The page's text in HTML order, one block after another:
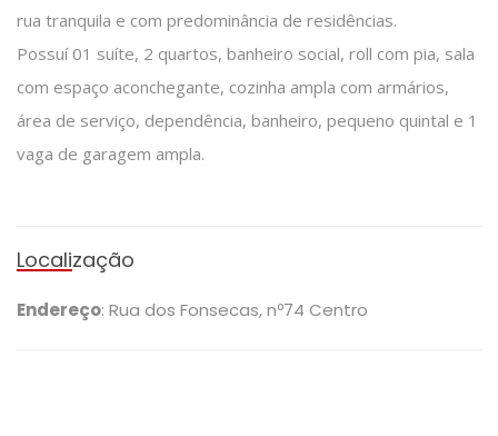
rua tranquila e com predominância de residências.
Possuí 01 suíte, 2 quartos, banheiro social, roll com pia, sala
com espaço aconchegante, cozinha ampla com armários,
área de serviço, dependência, banheiro, pequeno quintal e 1
vaga de garagem ampla.
Localização
Endereço: Rua dos Fonsecas, nº74 Centro